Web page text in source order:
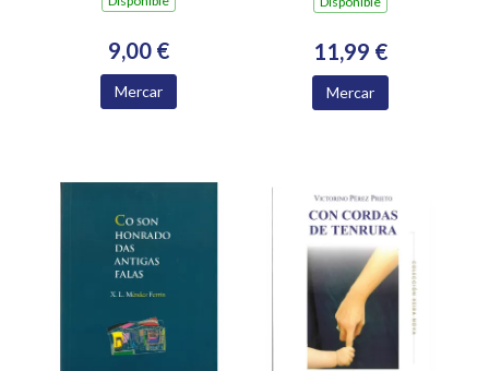
9,00 €
Mercar
11,99 €
Mercar